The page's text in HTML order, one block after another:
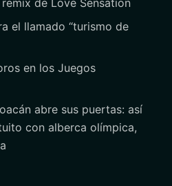
el llamado “turismo de
en los Juegos
abre sus puertas: así
con alberca olímpica,